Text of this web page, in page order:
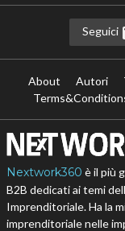
Seguici
About Autori
Nextwork360 è il più
B2B dedicati ai temi
Imprenditoriale. Ha la
imprenditoriale nelle